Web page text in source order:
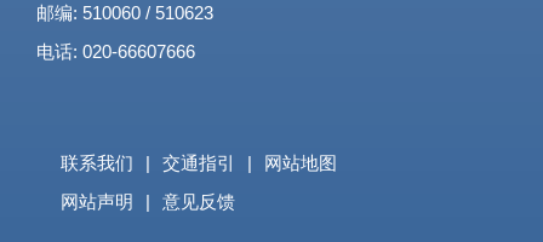
邮编: 510060 / 510623
电话: 020-66607666
联系我们 | 交通指引 |
网站地图
网站声明
| 意见反馈